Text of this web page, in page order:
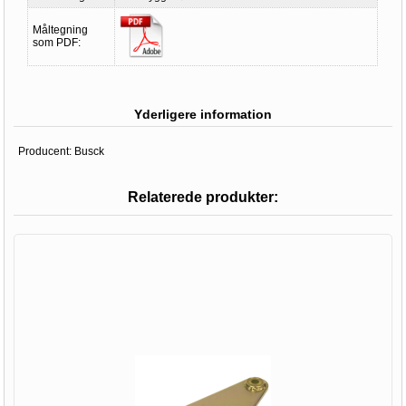
Måltegning
som PDF:
Yderligere information
Producent: Busck
Relaterede produkter: